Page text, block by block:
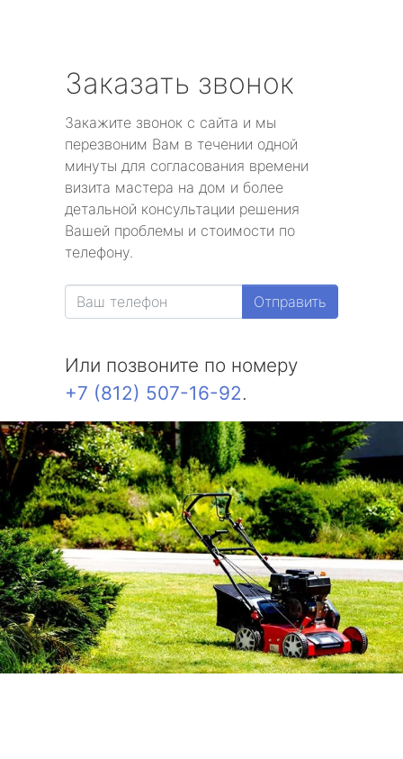
Заказать звонок
Закажите звонок с сайта и мы
перезвоним Вам в течении одной
минуты для согласования времени
визита мастера на дом и более
детальной консультации решения
Вашей проблемы и стоимости по
телефону.
Отправить
Или позвоните по номеру
+7 (812) 507-16-92.